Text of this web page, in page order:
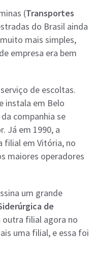
(Transportes
do Brasil ainda
mais simples,
empresa era bem
de escoltas.
instala em Belo
companhia se
Já em 1990, a
filial em Vitória, no
maiores operadores
um grande
de
outra filial agora no
uma filial, e essa foi